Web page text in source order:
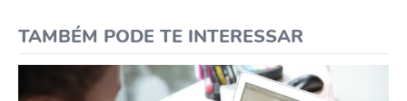
TAMBÉM PODE TE INTERESSAR